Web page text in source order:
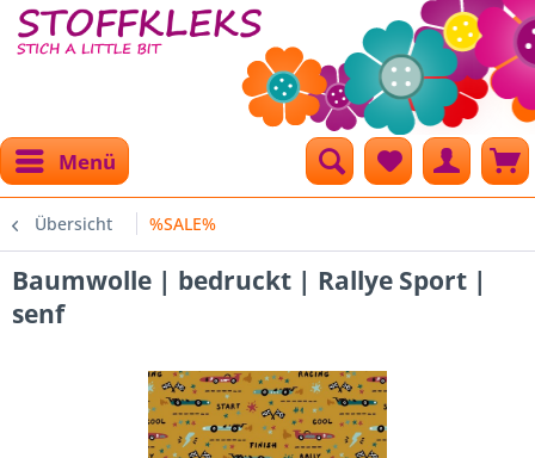
Menü
Übersicht %SALE%
Baumwolle | bedruckt | Rallye Sport |
senf